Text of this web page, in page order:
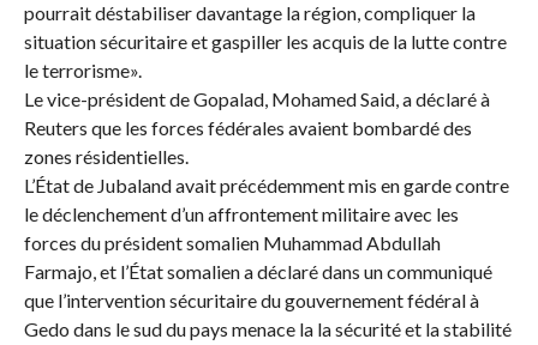
pourrait déstabiliser davantage la région, compliquer la
situation sécuritaire et gaspiller les acquis de la lutte contre
le terrorisme».
Le vice-président de Gopalad, Mohamed Said, a déclaré à
Reuters que les forces fédérales avaient bombardé des
zones résidentielles.
L’État de Jubaland avait précédemment mis en garde contre
le déclenchement d’un affrontement militaire avec les
forces du président somalien Muhammad Abdullah
Farmajo, et l’État somalien a déclaré dans un communiqué
que l’intervention sécuritaire du gouvernement fédéral à
Gedo dans le sud du pays menace la la sécurité et la stabilité